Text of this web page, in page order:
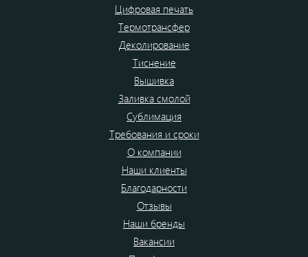
Цифровая печать
Термотрансфер
Деколирование
Тиснение
Вышивка
Заливка смолой
Сублимация
Требования и сроки
О компании
Наши клиенты
Благодарности
Отзывы
Наши бренды
Вакансии